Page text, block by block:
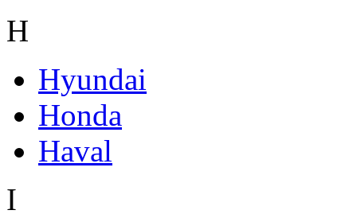
H
Hyundai
Honda
Haval
I